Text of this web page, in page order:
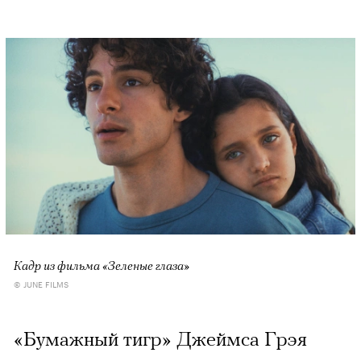
Кадр из фильма «Зеленые глаза»
© JUNE FILMS
«Бумажный тигр» Джеймса Грэя